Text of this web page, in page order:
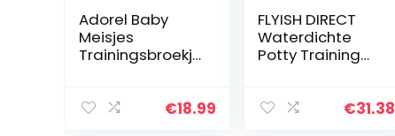
Adorel Baby
Meisjes
Trainingsbroekje
Veelkleurig 2-3
€18.99
FLYISH DIRECT
Waterdichte
Potty Training
Doek Luier Broek
€31.38